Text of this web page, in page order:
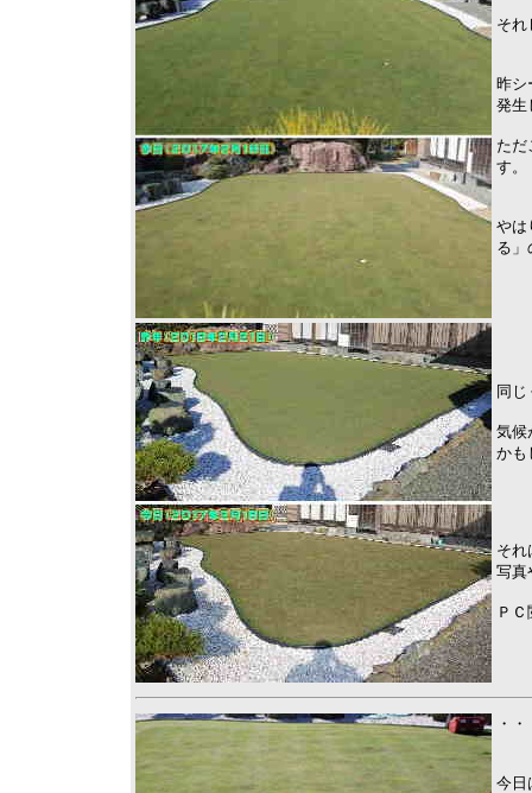
それ
昨シ
発生
ただ
す。
やは
る」
同
気候
かも
それ
写真
Ｐ
・
今日